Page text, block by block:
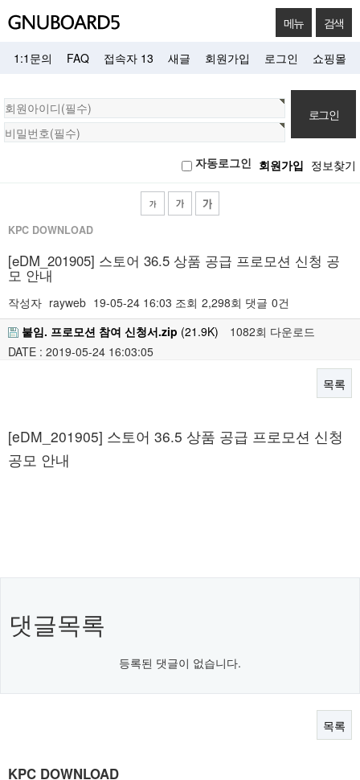
메뉴 검색
1:1문의 FAQ 접속자 13 새글 회원가입 로그인 쇼핑몰
회
원
그
자동로그인 회원가입 정보찾기
KPC DOWNLOAD
[eDM_201905] 스토어 36.5 상품 공급 프로모션 신청 공
모 안내
작성자 rayweb 19-05-24 16:03 조회 2,298회 댓글 0건
붙임. 프로모션 참여 신청서.zip (21.9K)
1082회 다운로드
DATE : 2019-05-24 16:03:05
목록
본문
[eDM_201905] 스토어 36.5 상품 공급 프로모션 신청
공모 안내
댓글목록
등록된 댓글이 없습니다.
목록
KPC DOWNLOAD